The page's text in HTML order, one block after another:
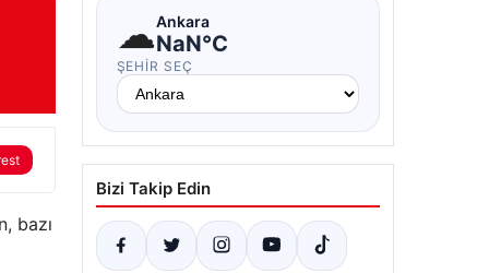
bazı
☁Ankara
NaN°C
ŞEHIR SEÇ
Bizi Takip Edin